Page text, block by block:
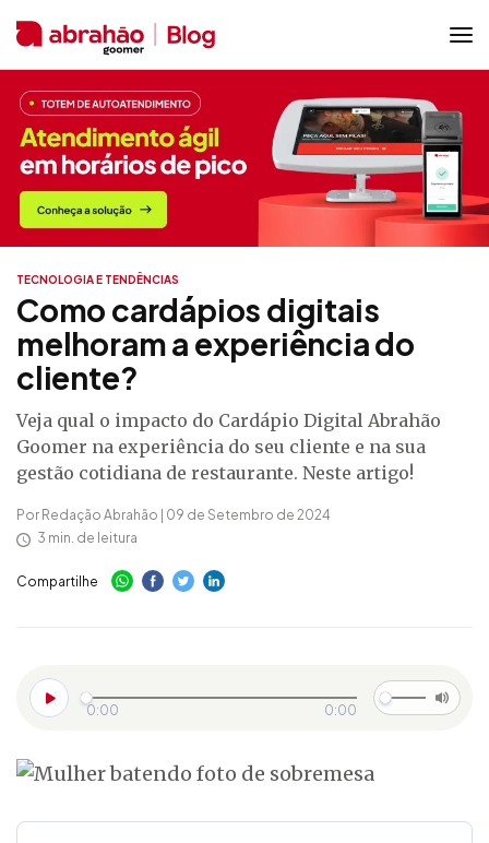
TECNOLOGIA E TENDÊNCIAS
Como cardápios digitais
melhoram a experiência do
cliente?
Veja qual o impacto do Cardápio Digital Abrahão
Goomer na experiência do seu cliente e na sua
gestão cotidiana de restaurante. Neste artigo!
Por Redação Abrahão | 09 de Setembro de 2024
3 min. de leitura
Compartilhe
0:00 0:00